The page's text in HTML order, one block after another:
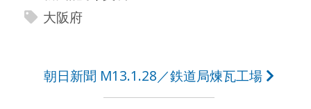
大阪府
朝日新聞 M13.1.28／鉄道局煉瓦工場